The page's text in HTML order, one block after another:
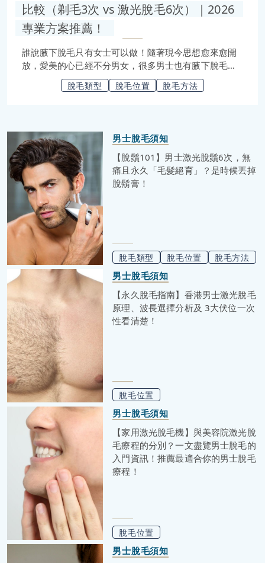
比較（剃毛3次 vs 激光脫毛6次）｜2026
專業方案推薦！
誰說腋下脫毛只有女士可以做！隨著現今思想愈來愈開
放，愛美的心已經不分男女，很多男士也有腋下脫毛的
脫毛類型 脫毛位置 脫毛方法
男士脫毛須知
【脫鬚101】男士激光脫鬚6次，無
痛且永久「毛髮絕育」？是時候丟掉
脫鬍膏！
脫毛類型 脫毛位置 脫毛方法
男士脫毛須知
【永久脫毛指南】香港男士激光脫毛
原理、波長選擇分析及 3大伏位一次
性看清楚！
脫毛位置
男士脫毛須知
【家用激光脫毛機】與美容院激光脫
毛療程的分別？一文盡覽男士脫毛的
入門資訊！推薦最適合你的男士脫毛
療程！
脫毛位置
男士脫毛須知